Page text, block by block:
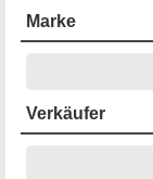
Marke
Verkäufer